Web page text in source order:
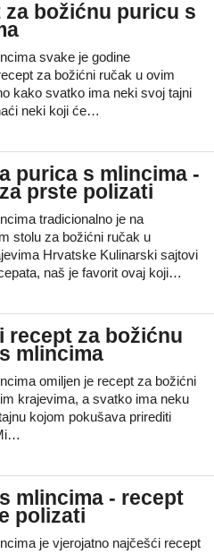
za božićnu puricu s
svake je godine
za božićni ručak u ovim
kako svatko ima neki svoj tajni
neki koji će…
purica s mlincima -
prste polizati
tradicionalno je na
stolu za božićni ručak u
Hrvatske Kulinarski sajtovi
naš je favorit ovaj koji…
recept za božićnu
mlincima
omiljen je recept za božićni
krajevima, a svatko ima neku
kojom pokušava prirediti
mlincima - recept
polizati
je vjerojatno najčešći recept